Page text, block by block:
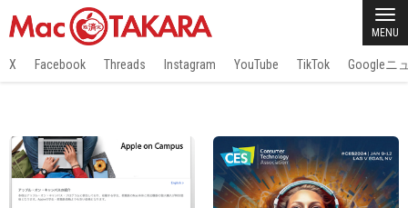
MENU
X Facebook Threads Instagram YouTube TikTok Googleニ